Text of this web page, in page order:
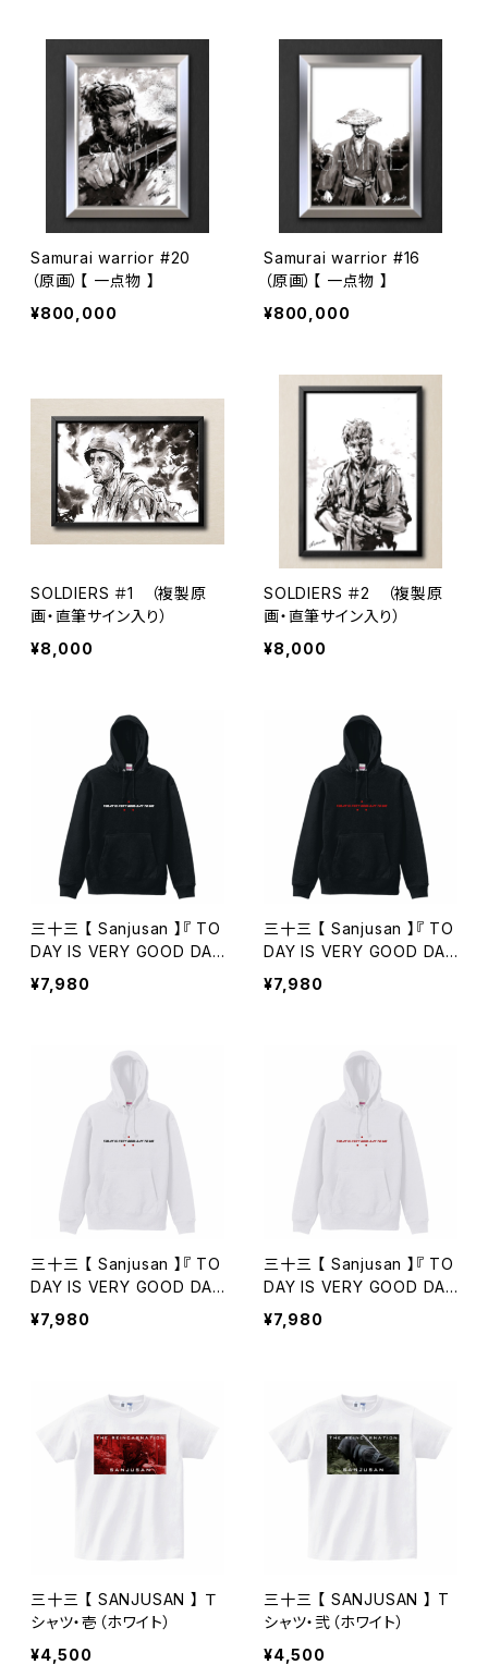
Samurai warrior #20
（原画）【 一点物 】
¥800,000
Samurai warrior #16
（原画）【 一点物 】
¥800,000
SOLDIERS ＃1 （複製原
画・直筆サイン入り）
¥8,000
SOLDIERS ＃2 （複製原
画・直筆サイン入り）
¥8,000
三十三 【 Sanjusan 】『 TO
DAY IS VERY GOOD DAY
TO DIE 』【 パーカー 】ブラ
ック・壱
¥7,980
三十三 【 Sanjusan 】『 TO
DAY IS VERY GOOD DAY
TO DIE 』【 パーカー 】ブラ
ック・弐
¥7,980
三十三 【 Sanjusan 】『 TO
DAY IS VERY GOOD DAY
TO DIE 』【 パーカー 】ホワ
イト・壱
¥7,980
三十三 【 Sanjusan 】『 TO
DAY IS VERY GOOD DAY
TO DIE 』【 パーカー 】ホワ
イト・弐
¥7,980
三十三 【 SANJUSAN 】 Ｔ
シャツ・壱（ホワイト）
¥4,500
三十三 【 SANJUSAN 】 T
シャツ・弐（ホワイト）
¥4,500